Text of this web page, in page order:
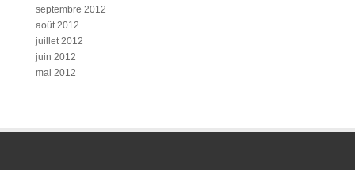
septembre 2012
août 2012
juillet 2012
juin 2012
mai 2012